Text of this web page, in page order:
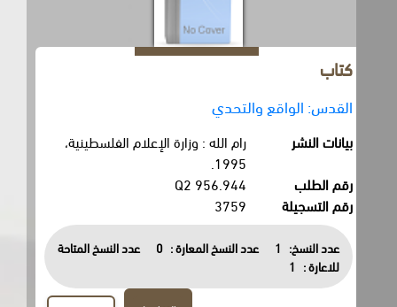
القدس: الواقع والتحدي
بيانات النشر
رام الله : وزارة الإعلام الفلسطينية،
رقم الطلب
956.944 Q2
رقم التسجيلة
3759
عدد النسخ: 1 عدد النسخ المعارة : 0
عدد النسخ المتاحة
للاعارة :
1